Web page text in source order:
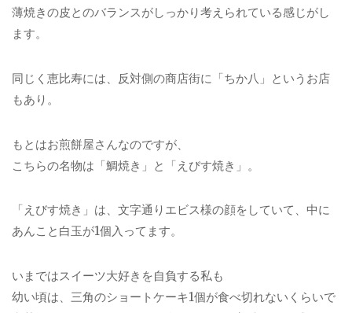
薄焼きの皮とのバランスがしっかり考えられている感じがし
ます。
同じく恵比寿には、反対側の商店街に「ちか八」というお店
もあり。
もとはお煎餅屋さんなのですが、
こちらの名物は「鯛焼き」と「えびす焼き」。
「えびす焼き」は、文字通りエビス様の顔をしていて、中に
あんこと白玉が1個入ってます。
いまではスイーツ大好きを自負する私も
幼い頃は、三角のショートケーキ1個が食べ切れないくらいで